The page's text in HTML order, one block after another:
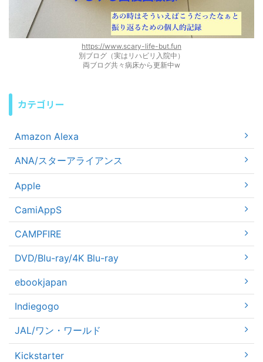
https://www.scary-life-but.fun
別ブログ（実はリハビリ入院中）
両ブログ共々病床から更新中w
カテゴリー
Amazon Alexa
ANA/スターアライアンス
Apple
CamiAppS
CAMPFIRE
DVD/Blu-ray/4K Blu-ray
ebookjapan
Indiegogo
JAL/ワン・ワールド
Kickstarter